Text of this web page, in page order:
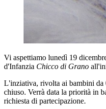
Vi aspettiamo lunedì 19
d'Infanzia Chicco di Grano
L'inziativa, rivolta ai bambini da
chiuso. Verrà data la priorità in
richiesta di partecipazione.